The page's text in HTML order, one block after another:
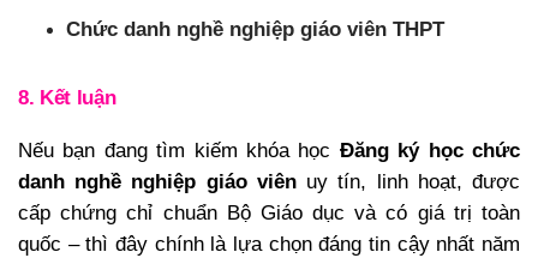
Chức danh nghề nghiệp giáo viên THPT
8. Kết luận
Nếu bạn đang tìm kiếm khóa học Đăng ký học chức
danh nghề nghiệp giáo viênuy tín, linh hoạt, được
cấp chứng chỉ chuẩn Bộ Giáo dục và có giá trị toàn
quốc – thì đây chính là lựa chọn đáng tin cậy nhất năm